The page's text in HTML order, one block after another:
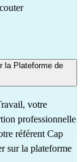
la Plateforme de
votre
professionnelle
référent Cap
sur la plateforme